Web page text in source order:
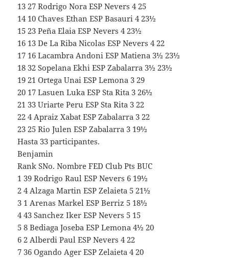
13 27 Rodrigo Nora ESP Nevers 4 25
14 10 Chaves Ethan ESP Basauri 4 23½
15 23 Peña Elaia ESP Nevers 4 23½
16 13 De La Riba Nicolas ESP Nevers 4 22
17 16 Lacambra Andoni ESP Matiena 3½ 23½
18 32 Sopelana Ekhi ESP Zabalarra 3½ 23½
19 21 Ortega Unai ESP Lemona 3 29
20 17 Lasuen Luka ESP Sta Rita 3 26½
21 33 Uriarte Peru ESP Sta Rita 3 22
22 4 Apraiz Xabat ESP Zabalarra 3 22
23 25 Rio Julen ESP Zabalarra 3 19½
Hasta 33 participantes.
Benjamin
Rank SNo. Nombre FED Club Pts BUC
1 39 Rodrigo Raul ESP Nevers 6 19½
2 4 Alzaga Martin ESP Zelaieta 5 21½
3 1 Arenas Markel ESP Berriz 5 18½
4 43 Sanchez Iker ESP Nevers 5 15
5 8 Bediaga Joseba ESP Lemona 4½ 20
6 2 Alberdi Paul ESP Nevers 4 22
7 36 Ogando Ager ESP Zelaieta 4 20